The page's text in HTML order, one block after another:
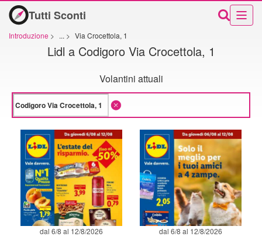
Tutti Sconti
Introduzione > ... > Via Crocettola, 1
Lidl a Codigoro Via Crocettola, 1
Volantini attuali
dal 6/8 al 12/8/2026 dal 6/8 al 12/8/2026